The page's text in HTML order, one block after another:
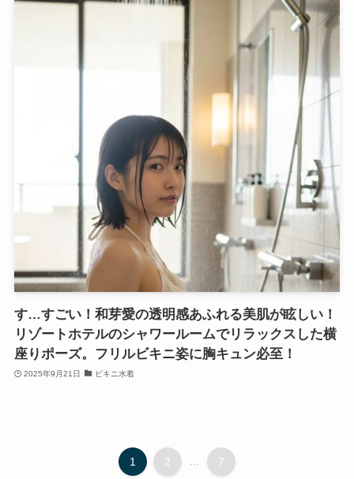
す…すごい！和芽愛の透明感あふれる美肌が眩しい！
リゾートホテルのシャワールームでリラックスした横
座りポーズ。フリルビキニ姿に胸キュン必至！
2025年9月21日 ビキニ水着
1 2 7